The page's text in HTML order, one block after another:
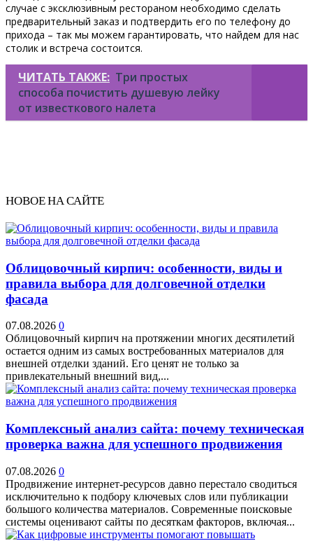
случае с эксклюзивным рестораном необходимо сделать
предварительный заказ и подтвердить его по телефону до
прихода – так мы можем гарантировать, что найдем для нас
столик и встреча состоится.
ЧИТАТЬ ТАКЖЕ: Три простых
способа почистить душевую лейку
от известкового налета
НОВОЕ НА САЙТЕ
Облицовочный кирпич: особенности, виды и
правила выбора для долговечной отделки
фасада
07.08.2026 0
Облицовочный кирпич на протяжении многих десятилетий
остается одним из самых востребованных материалов для
внешней отделки зданий. Его ценят не только за
привлекательный внешний вид,...
Комплексный анализ сайта: почему техническая
проверка важна для успешного продвижения
07.08.2026 0
Продвижение интернет-ресурсов давно перестало сводиться
исключительно к подбору ключевых слов или публикации
большого количества материалов. Современные поисковые
системы оценивают сайты по десяткам факторов, включая...